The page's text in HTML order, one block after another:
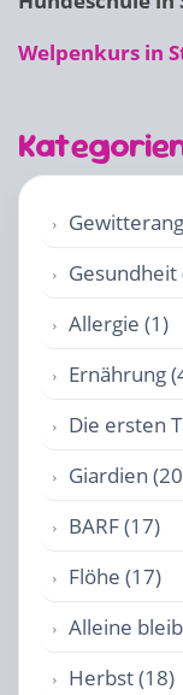
Welpenkurs in
Gesundheit
Allergie (1)
Ernährung
Die ersten
Giardien
BARF (17)
Flöhe (17)
Alleine
Herbst (18)